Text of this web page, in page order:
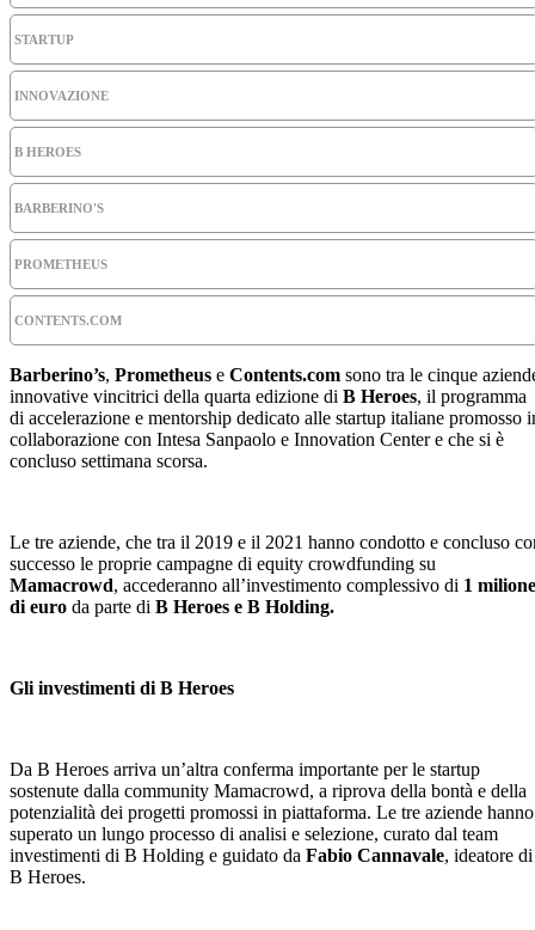
STARTUP
INNOVAZIONE
B HEROES
BARBERINO'S
PROMETHEUS
CONTENTS.COM
Barberino’s, Prometheus e Contents.com sono tra le cinque
innovative vincitrici della quarta edizione di B Heroes, il programma
di accelerazione e mentorship dedicato alle startup italiane promosso
collaborazione con Intesa Sanpaolo e Innovation Center e che si è
concluso settimana scorsa.
Le tre aziende, che tra il 2019 e il 2021 hanno condotto e concluso
successo le proprie campagne di equity crowdfunding su
Mamacrowd, accederanno all’investimento complessivo di 1 milione
di euro da parte di B Heroes e B Holding.
Gli investimenti di B Heroes
Da B Heroes arriva un’altra conferma importante per le startup
sostenute dalla community Mamacrowd, a riprova della bontà e della
potenzialità dei progetti promossi in piattaforma. Le tre aziende hanno
superato un lungo processo di analisi e selezione, curato dal team
investimenti di B Holding e guidato da Fabio Cannavale, ideatore di
B Heroes.